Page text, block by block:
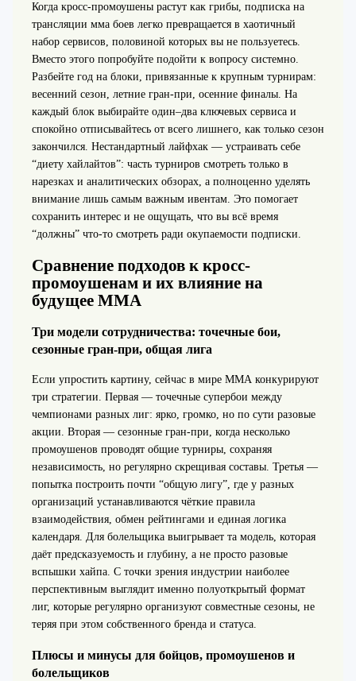
Когда кросс-промоушены растут как грибы, подписка на
трансляции мма боев легко превращается в хаотичный
набор сервисов, половиной которых вы не пользуетесь.
Вместо этого попробуйте подойти к вопросу системно.
Разбейте год на блоки, привязанные к крупным турнирам:
весенний сезон, летние гран-при, осенние финалы. На
каждый блок выбирайте один–два ключевых сервиса и
спокойно отписывайтесь от всего лишнего, как только сезон
закончился. Нестандартный лайфхак — устраивать себе
“диету хайлайтов”: часть турниров смотреть только в
нарезках и аналитических обзорах, а полноценно уделять
внимание лишь самым важным ивентам. Это помогает
сохранить интерес и не ощущать, что вы всё время
“должны” что‑то смотреть ради окупаемости подписки.
Сравнение подходов к кросс-
промоушенам и их влияние на
будущее ММА
Три модели сотрудничества: точечные бои,
сезонные гран-при, общая лига
Если упростить картину, сейчас в мире ММА конкурируют
три стратегии. Первая — точечные супербои между
чемпионами разных лиг: ярко, громко, но по сути разовые
акции. Вторая — сезонные гран-при, когда несколько
промоушенов проводят общие турниры, сохраняя
независимость, но регулярно скрещивая составы. Третья —
попытка построить почти “общую лигу”, где у разных
организаций устанавливаются чёткие правила
взаимодействия, обмен рейтингами и единая логика
календаря. Для болельщика выигрывает та модель, которая
даёт предсказуемость и глубину, а не просто разовые
вспышки хайпа. С точки зрения индустрии наиболее
перспективным выглядит именно полуоткрытый формат
лиг, которые регулярно организуют совместные сезоны, не
теряя при этом собственного бренда и статуса.
Плюсы и минусы для бойцов, промоушенов и
болельщиков